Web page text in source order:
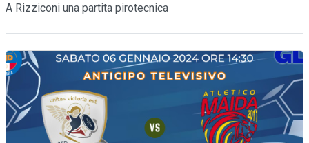
A Rizziconi una partita pirotecnica